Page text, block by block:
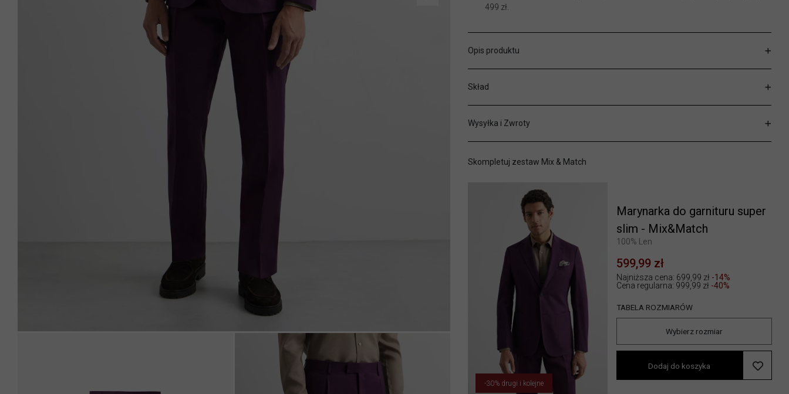
499 zł.
Opis produktu
Skład
Wysyłka i Zwroty
Skompletuj zestaw Mix & Match
-30% drugi i kolejne
Marynarka do garnituru super
slim - Mix&Match
100% Len
599,99 zł
Najniższa cena: 699,99 zł -14%
Cena regularna: 999,99 zł -40%
TABELA ROZMIARÓW
Wybierz rozmiar
Dodaj do koszyka